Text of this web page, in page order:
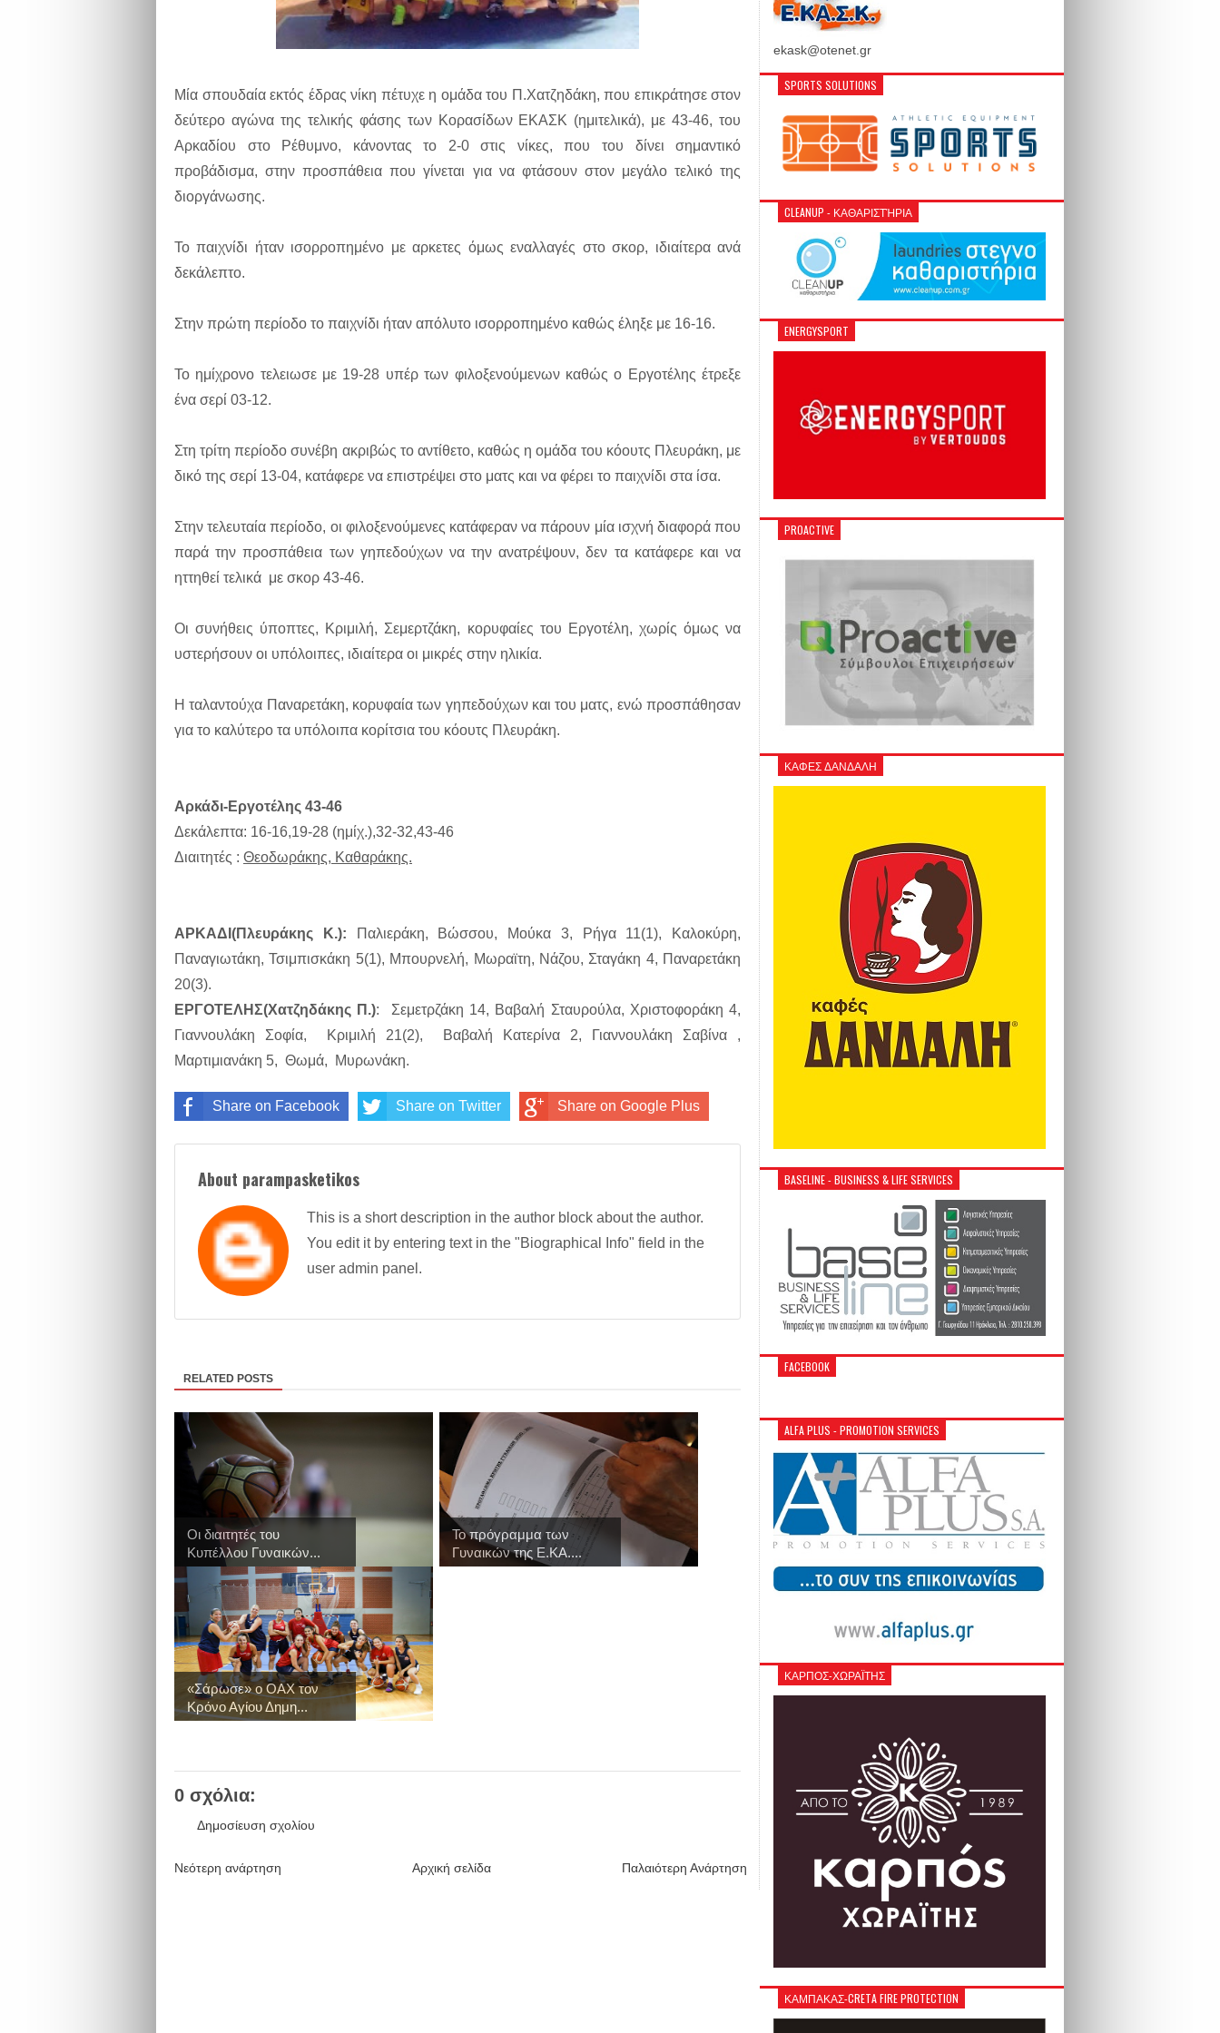
Μία σπουδαία εκτός έδρας νίκη πέτυχε η ομάδα του Π.Χατζηδάκη, που επικράτησε στον
δεύτερο αγώνα της τελικής φάσης των Κορασίδων ΕΚΑΣΚ (ημιτελικά), με 43-46, του
Αρκαδίου στο Ρέθυμνο, κάνοντας το 2-0 στις νίκες, που του δίνει σημαντικό
προβάδισμα, στην προσπάθεια που γίνεται για να φτάσουν στον μεγάλο τελικό της
διοργάνωσης.
Το παιχνίδι ήταν ισορροπημένο με αρκετες όμως εναλλαγές στο σκορ, ιδιαίτερα ανά
δεκάλεπτο.
Στην πρώτη περίοδο το παιχνίδι ήταν απόλυτο ισορροπημένο καθώς έληξε με 16-16.
Το ημίχρονο τελειωσε με 19-28 υπέρ των φιλοξενούμενων καθώς ο Εργοτέλης έτρεξε
ένα σερί 03-12.
Στη τρίτη περίοδο συνέβη ακριβώς το αντίθετο, καθώς η ομάδα του κόουτς Πλευράκη, με
δικό της σερί 13-04, κατάφερε να επιστρέψει στο ματς και να φέρει το παιχνίδι στα ίσα.
Στην τελευταία περίοδο, οι φιλοξενούμενες κατάφεραν να πάρουν μία ισχνή διαφορά που
παρά την προσπάθεια των γηπεδούχων να την ανατρέψουν, δεν τα κατάφερε και να
ηττηθεί τελικά με σκορ 43-46.
Οι συνήθεις ύποπτες, Κριμιλή, Σεμερτζάκη, κορυφαίες του Εργοτέλη, χωρίς όμως να
υστερήσουν οι υπόλοιπες, ιδιαίτερα οι μικρές στην ηλικία.
Η ταλαντούχα Παναρετάκη, κορυφαία των γηπεδούχων και του ματς, ενώ προσπάθησαν
για το καλύτερο τα υπόλοιπα κορίτσια του κόουτς Πλευράκη.
Αρκάδι-Εργοτέλης 43-46
Δεκάλεπτα: 16-16,19-28 (ημίχ.),32-32,43-46
Διαιτητές : Θεοδωράκης, Καθαράκης.
ΑΡΚΑΔΙ(Πλευράκης Κ.): Παλιεράκη, Βώσσου, Μούκα 3, Ρήγα 11(1), Καλοκύρη,
Παναγιωτάκη, Τσιμπισκάκη 5(1), Μπουρνελή, Μωραϊτη, Νάζου, Σταγάκη 4, Παναρετάκη
20(3).
ΕΡΓΟΤΕΛΗΣ(Χατζηδάκης Π.): Σεμετρζάκη 14, Βαβαλή Σταυρούλα, Χριστοφοράκη 4,
Γιαννουλάκη Σοφία, Κριμιλή 21(2), Βαβαλή Κατερίνα 2, Γιαννουλάκη Σαβίνα ,
Μαρτιμιανάκη 5, Θωμά, Μυρωνάκη.
Share on Facebook Share on Twitter Share on Google Plus
About parampasketikos
This is a short description in the author block about the author.
You edit it by entering text in the "Biographical Info" field in the
user admin panel.
RELATED POSTS
Οι διαιτητές του
Κυπέλλου Γυναικών...
Το πρόγραμμα των
Γυναικών της Ε.ΚΑ....
«Σάρωσε» ο ΟΑΧ τον
Κρόνο Αγίου Δημη...
0 σχόλια:
Δημοσίευση σχολίου
Νεότερη ανάρτηση Παλαιότερη Ανάρτηση
Αρχική σελίδα
ekask@otenet.gr
SPORTS SOLUTIONS
CLEANUP - ΚΑΘΑΡΙΣΤΉΡΙΑ
ENERGYSPORT
PROACTIVE
ΚΑΦΕΣ ΔΑΝΔΑΛΗ
BASELINE - BUSINESS & LIFE SERVICES
FACEBOOK
ALFA PLUS - PROMOTION SERVICES
ΚΑΡΠΟΣ-ΧΩΡΑΪΤΗΣ
ΚΑΜΠΑΚΑΣ-CRETA FIRE PROTECTION